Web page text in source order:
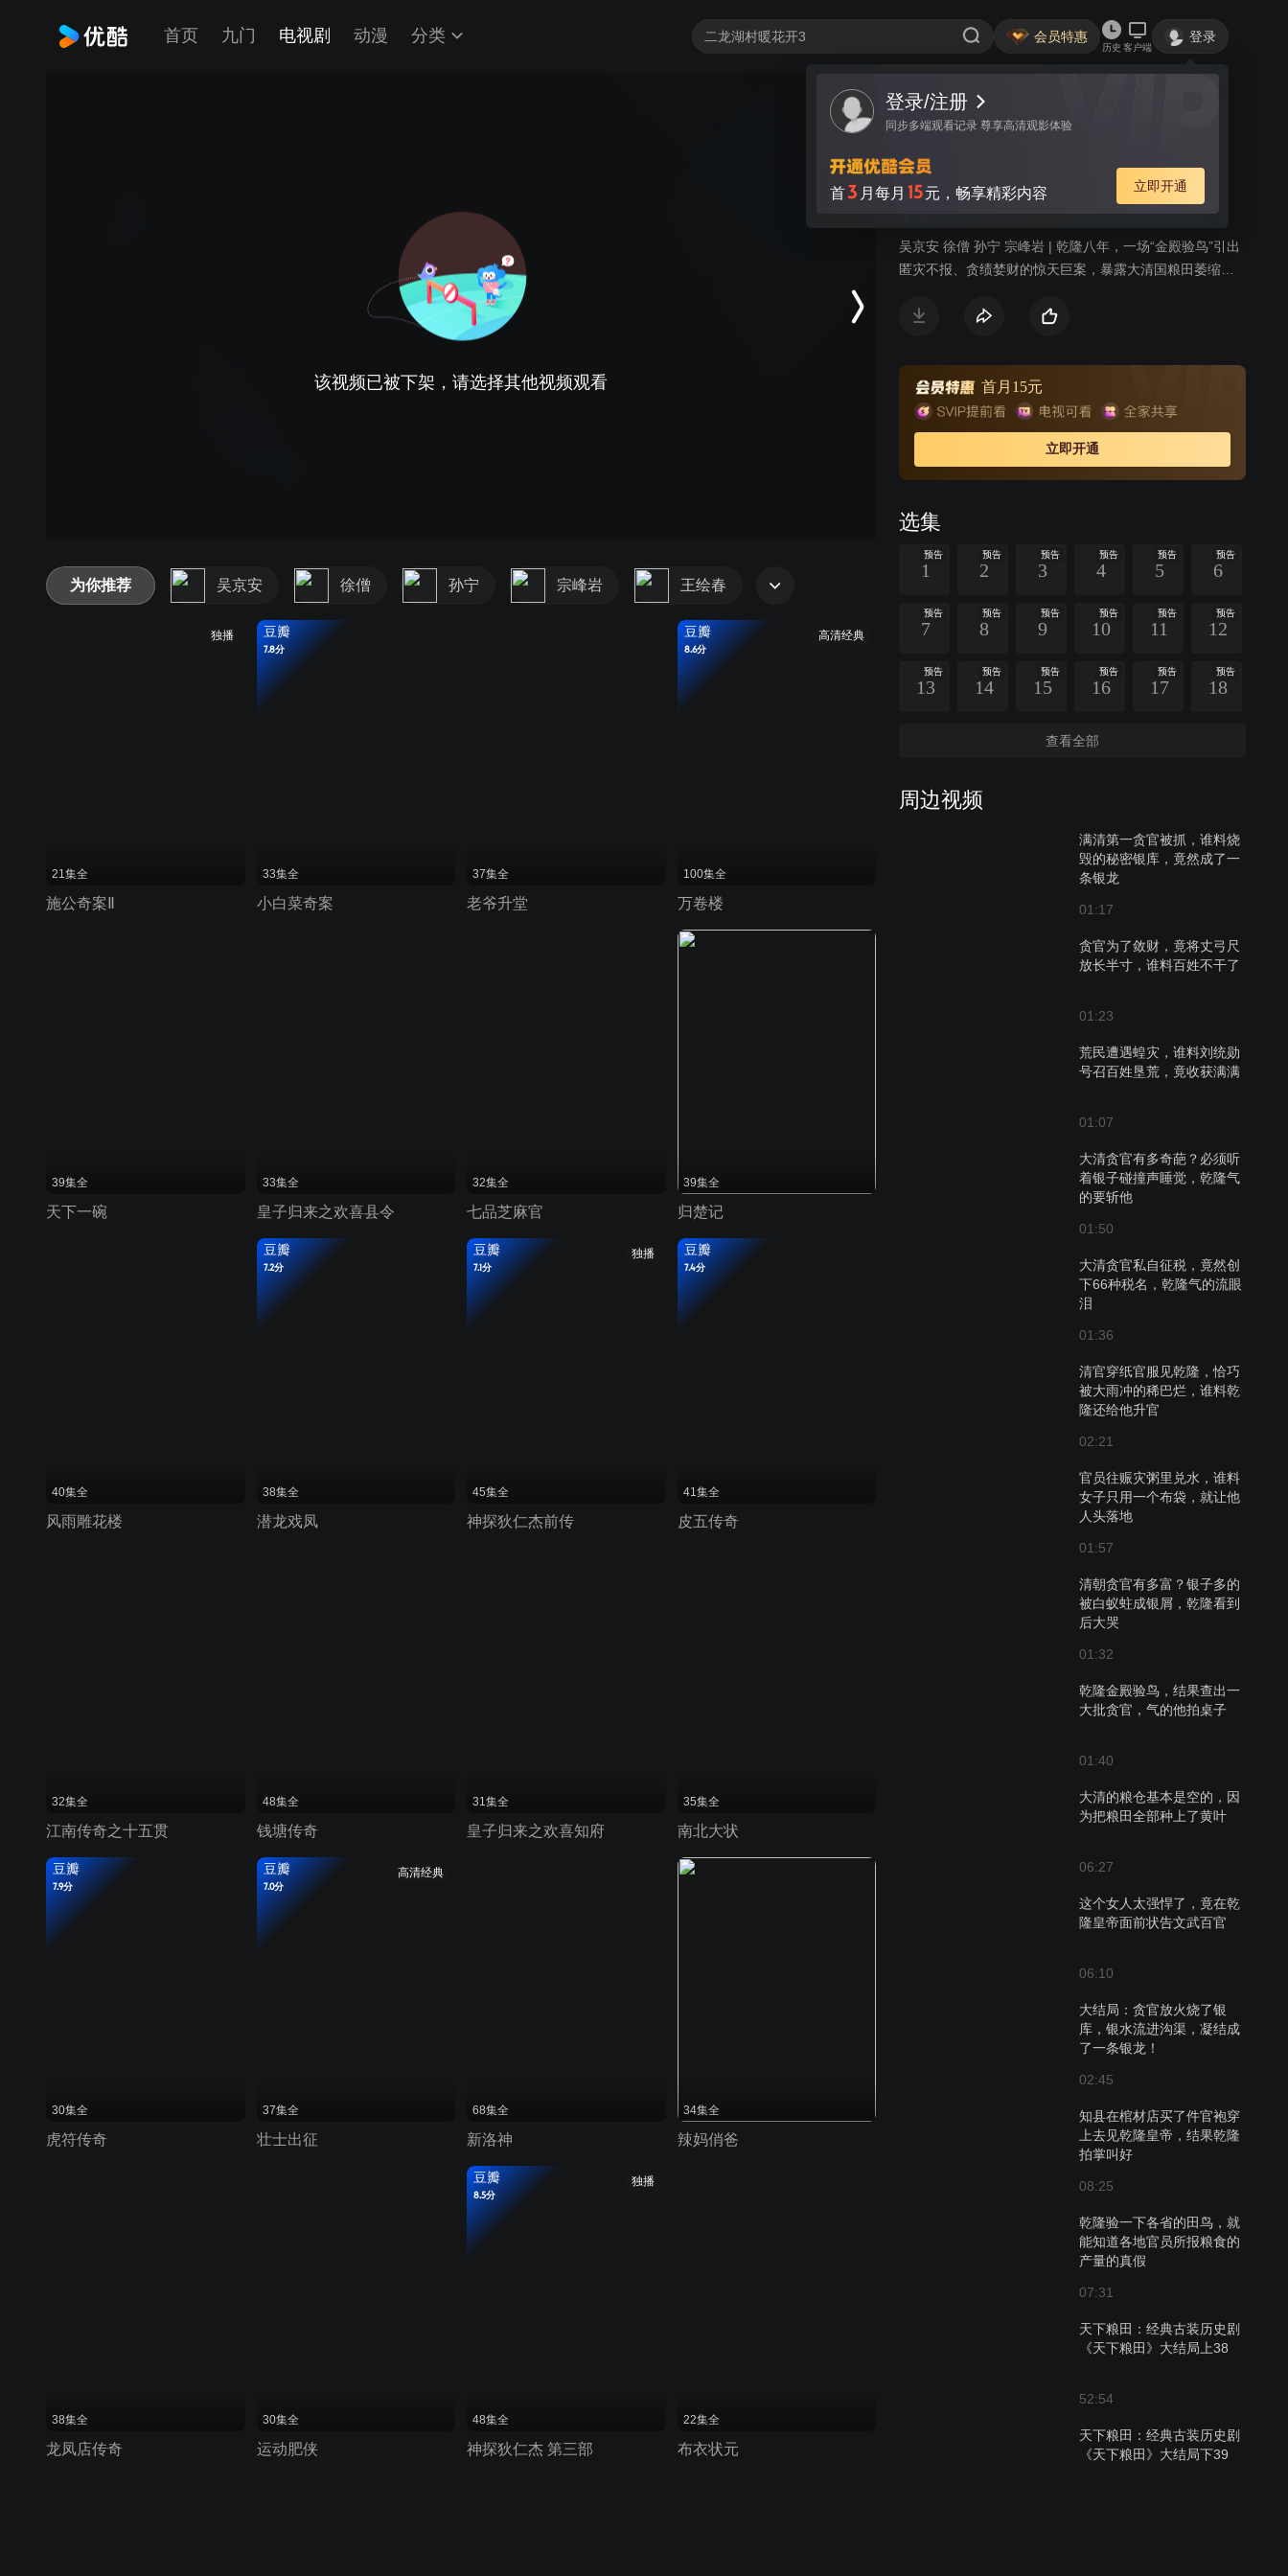
首页 九门 电视剧 动漫 分类 会员特惠
历史 客户端
登录
登录/注册
同步多端观看记录 尊享高清观影体验
首3 月每月 15元，畅享精彩内容 立即开通
该视频已被下架，请选择其他视频观看
视频 讨论
天下粮田
古装
吴京安 徐僧 孙宁 宗峰岩 | 乾隆八年，一场“金殿验鸟”引出
匿灾不报、贪绩婪财的惊天巨案，暴露大清国粮田萎缩、
山、杜霄等新上任的年轻干臣，冲出重围，以颅为典，执
腐势力，公然挑战新修的“禁丈”法律，借开荒之名，升科收
税，残酷盘剥垦民，使乾隆的垦殖大业功亏一篑。此时，
全国十八省中，逾半遭遇百年未遇天灾，全国性粮食危机
再度爆发，国本动摇，引发朝野激烈动荡。刘、谷众臣又
临危受命，以浙江重灾区为突破口，坚持以法治田，与朝
安全被确立为国家第一要务。可新政甫出，却又面临更尖
众臣再次赴汤蹈火。
首月15元
立即开通
选集
预告
1
预告
2
预告
3
预告
4
预告
5
预告
6
预告
7
预告
8
预告
9
预告
10
预告
11
预告
12
预告
13
预告
14
预告
15
预告
16
预告
17
预告
18
查看全部
周边视频
满清第一贪官被抓，谁料烧
毁的秘密银库，竟然成了一
条银龙
01:17
贪官为了敛财，竟将丈弓尺
放长半寸，谁料百姓不干了
01:23
荒民遭遇蝗灾，谁料刘统勋
号召百姓垦荒，竟收获满满
01:07
大清贪官有多奇葩？必须听
着银子碰撞声睡觉，乾隆气
的要斩他
01:50
大清贪官私自征税，竟然创
下66种税名，乾隆气的流眼
泪
01:36
清官穿纸官服见乾隆，恰巧
被大雨冲的稀巴烂，谁料乾
隆还给他升官
02:21
官员往赈灾粥里兑水，谁料
女子只用一个布袋，就让他
人头落地
01:57
清朝贪官有多富？银子多的
被白蚁蛀成银屑，乾隆看到
后大哭
01:32
乾隆金殿验鸟，结果查出一
大批贪官，气的他拍桌子
01:40
大清的粮仓基本是空的，因
为把粮田全部种上了黄叶
06:27
这个女人太强悍了，竟在乾
隆皇帝面前状告文武百官
06:10
大结局：贪官放火烧了银
库，银水流进沟渠，凝结成
了一条银龙！
02:45
知县在棺材店买了件官袍穿
上去见乾隆皇帝，结果乾隆
拍掌叫好
08:25
乾隆验一下各省的田鸟，就
能知道各地官员所报粮食的
产量的真假
07:31
天下粮田：经典古装历史剧
《天下粮田》大结局上38
52:54
天下粮田：经典古装历史剧
《天下粮田》大结局下39
为你推荐 吴京安 徐僧 孙宁 宗峰岩 王绘春
独播
21集全
施公奇案Ⅱ
豆瓣
7.8分
33集全
小白菜奇案
37集全
老爷升堂
高清经典
豆瓣
8.6分
100集全
万卷楼
39集全
天下一碗
33集全
皇子归来之欢喜县令
32集全
七品芝麻官
39集全
归楚记
40集全
风雨雕花楼
豆瓣
7.2分
38集全
潜龙戏凤
独播
豆瓣
7.1分
45集全
神探狄仁杰前传
豆瓣
7.4分
41集全
皮五传奇
32集全
江南传奇之十五贯
48集全
钱塘传奇
31集全
皇子归来之欢喜知府
35集全
南北大状
豆瓣
7.9分
30集全
虎符传奇
高清经典
豆瓣
7.0分
37集全
壮士出征
68集全
新洛神
34集全
辣妈俏爸
38集全
龙凤店传奇
30集全
运动肥侠
独播
豆瓣
8.5分
48集全
神探狄仁杰 第三部
22集全
布衣状元